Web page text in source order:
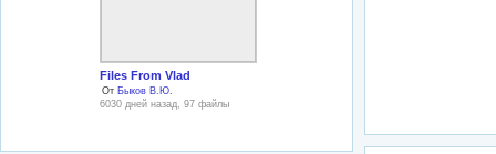
Files From Vlad
От Быков В.Ю.
6030 дней назад, 97 файлы